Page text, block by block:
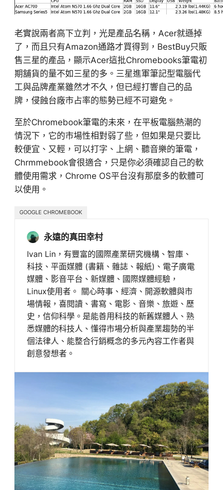
老實說兩者高下立判，光是產品名稱，Acer就遜掉
了，而且只有Amazon通路才買得到，BestBuy只販
售三星的產品，顯示Acer這批Chromebooks筆電初
期舖貨的量不如三星的多。三星進軍筆記型電腦代
工與品牌產業雖然才不久，但已經打響自己的品
牌，侵蝕台廠市占率的態勢已經不可避免。
至於Chromebook筆電的未來，在平板電腦熱潮的
情況下，它的市場性相對弱了些，但如果是只要比
較便宜、又輕，可以打字、上網、聽音樂的筆電，
Chrmmebook會很適合，只是你必須確認自己的軟
體使用需求，Chrome OS平台沒有那麼多的軟體可
以使用。
GOOGLE CHROMEBOOK
永遠的真田幸村
Ivan Lin，有豐富的國際產業研究機構、智庫、
科技、平面媒體 (書籍、雜誌、報紙)、電子廣電
媒體、影音平台、新媒體、國際媒體經驗，
Linux使用者。 關心時事、經濟、開源軟體與市
場情報，喜閱讀、書寫、電影、音樂、旅遊、歷
史，信仰科學。是能善用科技的新舊媒體人、熟
悉媒體的科技人、懂得市場分析與產業趨勢的半
個法律人、能整合行銷概念的多元內容工作者與
創意發想者。